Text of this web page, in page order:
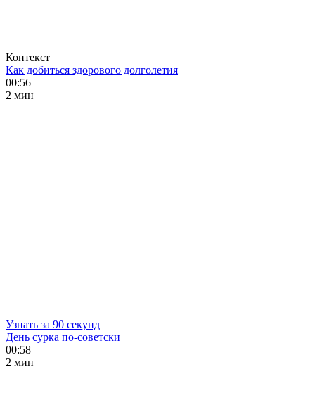
Контекст
Как добиться здорового долголетия
00:56
2 мин
Узнать за 90 секунд
День сурка по-советски
00:58
2 мин